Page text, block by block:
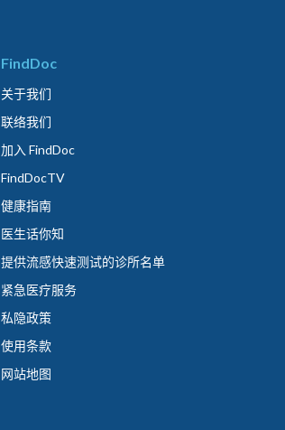
FindDoc
关于我们
联络我们
加入 FindDoc
FindDocTV
健康指南
医生话你知
提供流感快速测试的诊所名单
紧急医疗服务
私隐政策
使用条款
网站地图